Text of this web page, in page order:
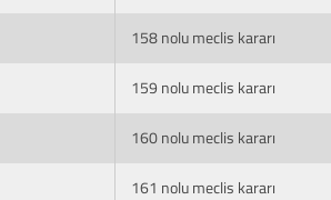
158 nolu meclis kararı
159 nolu meclis kararı
160 nolu meclis kararı
161 nolu meclis kararı